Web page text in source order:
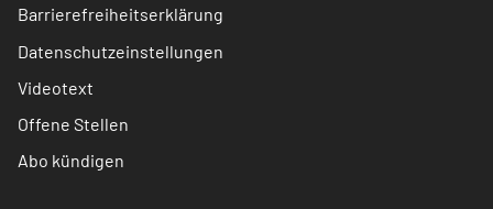
Barrierefreiheitserklärung
Datenschutzeinstellungen
Videotext
Offene Stellen
Abo kündigen